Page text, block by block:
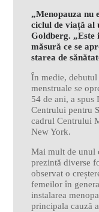
„Menopauza nu
ciclul de viață al
Goldberg. „Este
măsură ce se
starea de
În medie,
menstruale se
54 de ani, a
Centrului pentru
cadrul Centrului
New York.
Mai mult de unul
prezintă diverse
observat o
femeilor în
instalarea
principala cauză